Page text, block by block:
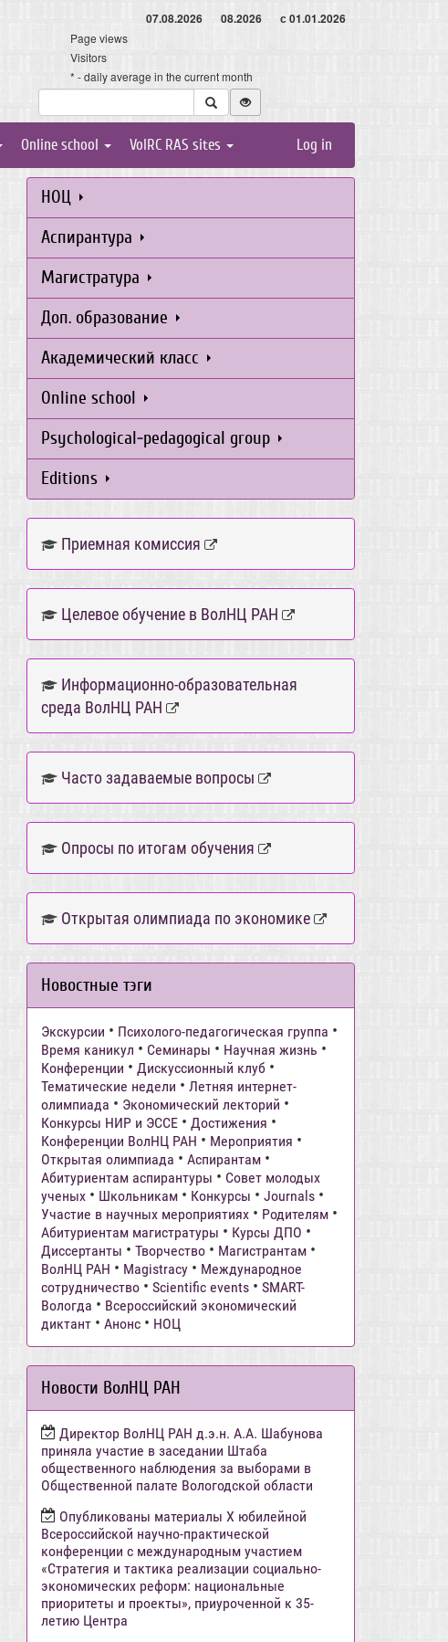
07.08.2026 08.2026 с 01.01.2026
Page views
Visitors
* - daily average in the current month
Online school VolRC RAS sites Log in
НОЦ
Аспирантура
Магистратура
Доп. образование
Академический класс
Online school
Psychological-pedagogical group
Editions
Приемная комиссия
Целевое обучение в ВолНЦ РАН
Информационно-образовательная
среда ВолНЦ РАН
Часто задаваемые вопросы
Опросы по итогам обучения
Открытая олимпиада по экономике
Новостные тэги
Экскурсии • Психолого-педагогическая группа •
Время каникул • Семинары • Научная жизнь •
Конференции • Дискуссионный клуб •
Тематические недели • Летняя интернет-
олимпиада • Экономический лекторий •
Конкурсы НИР и ЭССЕ • Достижения •
Конференции ВолНЦ РАН • Мероприятия •
Открытая олимпиада • Аспирантам •
Абитуриентам аспирантуры • Совет молодых
ученых • Школьникам • Конкурсы • Journals •
Участие в научных мероприятиях • Родителям •
Абитуриентам магистратуры • Курсы ДПО •
Диссертанты • Творчество • Магистрантам •
ВолНЦ РАН • Magistracy • Международное
сотрудничество • Scientific events • SMART-
Вологда • Всероссийский экономический
диктант • Анонс • НОЦ
Новости ВолНЦ РАН
Директор ВолНЦ РАН д.э.н. А.А. Шабунова
приняла участие в заседании Штаба
общественного наблюдения за выборами в
Общественной палате Вологодской области
Опубликованы материалы X юбилейной
Всероссийской научно-практической
конференции с международным участием
«Стратегия и тактика реализации социально-
экономических реформ: национальные
приоритеты и проекты», приуроченной к 35-
летию Центра